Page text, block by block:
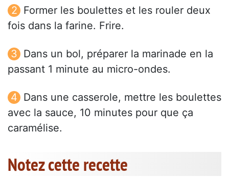
Former les boulettes et les rouler deux
fois dans la farine. Frire.
Dans un bol, préparer la marinade en la
passant 1 minute au micro-ondes.
Dans une casserole, mettre les boulettes
avec la sauce, 10 minutes pour que ça
caramélise.
Notez cette recette